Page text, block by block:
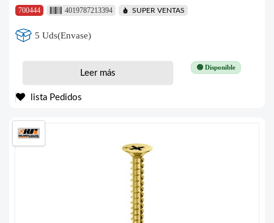
700444
4019787213394 SUPER VENTAS
5 Uds(Envase)
🟢 Disponible
Leer más
lista Pedidos